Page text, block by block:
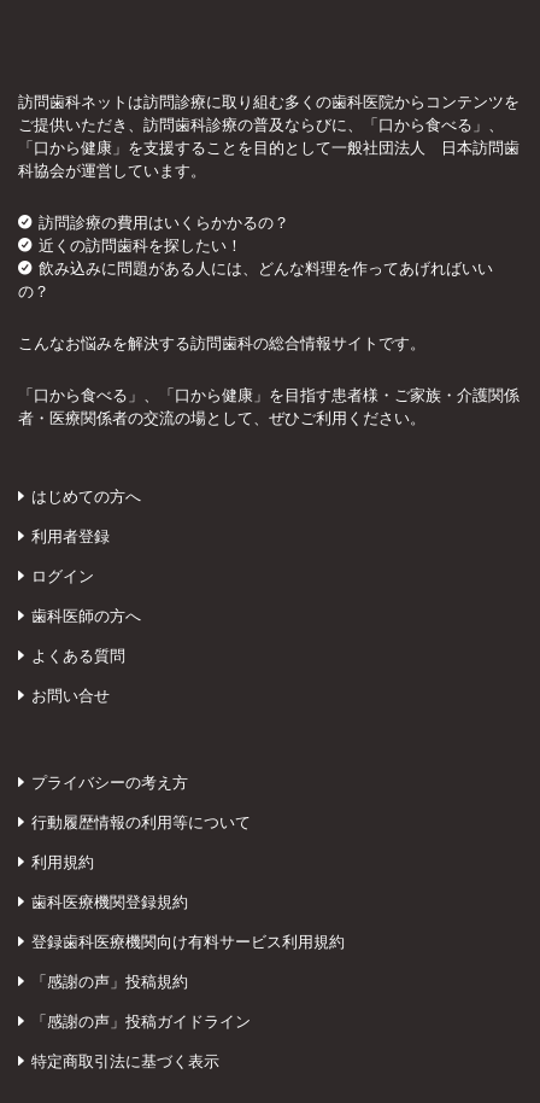
訪問歯科ネットは訪問診療に取り組む多くの歯科医院からコンテンツを
ご提供いただき、訪問歯科診療の普及ならびに、「口から食べる」、
「口から健康」を支援することを目的として一般社団法人 日本訪問歯
科協会が運営しています。
訪問診療の費用はいくらかかるの？
近くの訪問歯科を探したい！
飲み込みに問題がある人には、どんな料理を作ってあげればいい
の？
こんなお悩みを解決する訪問歯科の総合情報サイトです。
「口から食べる」、「口から健康」を目指す患者様・ご家族・介護関係
者・医療関係者の交流の場として、ぜひご利用ください。
はじめての方へ
利用者登録
ログイン
歯科医師の方へ
よくある質問
お問い合せ
プライバシーの考え方
行動履歴情報の利用等について
利用規約
歯科医療機関登録規約
登録歯科医療機関向け有料サービス利用規約
「感謝の声」投稿規約
「感謝の声」投稿ガイドライン
特定商取引法に基づく表示